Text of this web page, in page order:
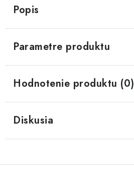
Popis
Parametre produktu
Hodnotenie produktu (0)
Diskusia